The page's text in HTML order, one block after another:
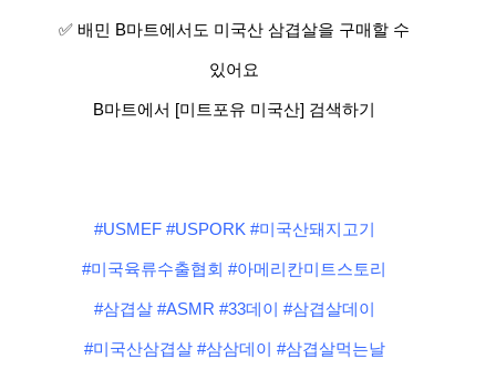
✅ 배민 B마트에서도 미국산 삼겹살을 구매할 수
있어요
B마트에서 [미트포유 미국산] 검색하기
#USMEF #USPORK #미국산돼지고기
#미국육류수출협회 #아메리칸미트스토리
#삼겹살 #ASMR #33데이 #삼겹살데이
#미국산삼겹살 #삼삼데이 #삼겹살먹는날